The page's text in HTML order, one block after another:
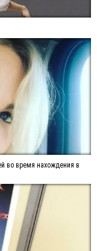
во время нахождения в